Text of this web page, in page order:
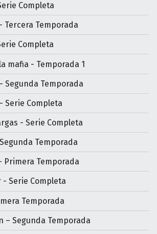
Completa
Tercera Temporada
Completa
mafia - Temporada 1
Segunda Temporada
Serie Completa
- Serie Completa
Temporada
Primera Temporada
Serie Completa
Temporada
– Segunda Temporada